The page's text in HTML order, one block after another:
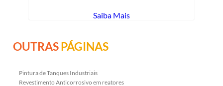
Saiba Mais
OUTRASPÁGINAS
Pintura de Tanques Industriais
Revestimento Anticorrosivo em reatores